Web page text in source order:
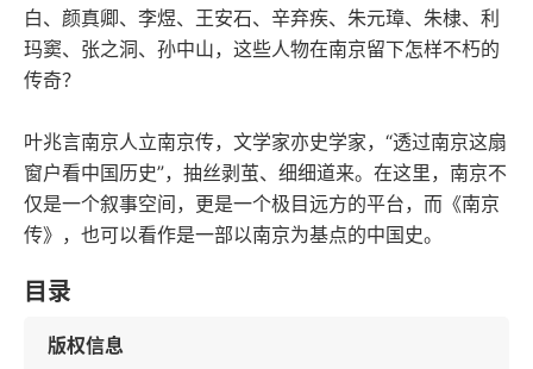
白、颜真卿、李煜、王安石、辛弃疾、朱元璋、朱棣、利
玛窦、张之洞、孙中山，这些人物在南京留下怎样不朽的
传奇？
叶兆言南京人立南京传，文学家亦史学家，“透过南京这扇
窗户看中国历史”，抽丝剥茧、细细道来。在这里，南京不
仅是一个叙事空间，更是一个极目远方的平台，而《南京
传》，也可以看作是一部以南京为基点的中国史。
目录
版权信息